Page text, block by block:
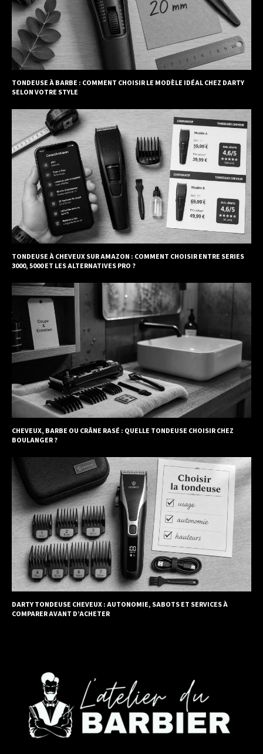
TONDEUSE À BARBE : COMMENT CHOISIR LE MODÈLE IDÉAL CHEZ DARTY
SELON VOTRE STYLE
TONDEUSE À CHEVEUX SUR AMAZON : COMMENT CHOISIR ENTRE SERIES
3000, 5000 ET LES ALTERNATIVES PRO ?
CHEVEUX, BARBE OU CRÂNE RASÉ : QUELLE TONDEUSE CHOISIR CHEZ
BOULANGER ?
DARTY TONDEUSE CHEVEUX : AUTONOMIE, SABOTS ET SERVICES À
COMPARER AVANT D’ACHETER